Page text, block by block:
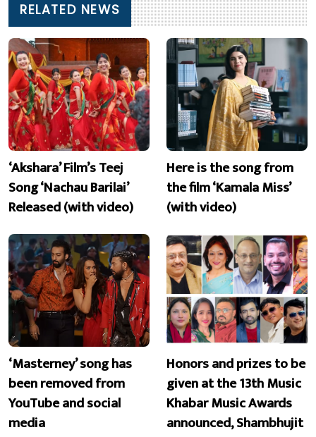
RELATED NEWS
‘Akshara’ Film’s Teej
Song ‘Nachau Barilai’
Released (with video)
Here is the song from
the film ‘Kamala Miss’
(with video)
‘Masterney’ song has
been removed from
YouTube and social
media
Honors and prizes to be
given at the 13th Music
Khabar Music Awards
announced, Shambhujit